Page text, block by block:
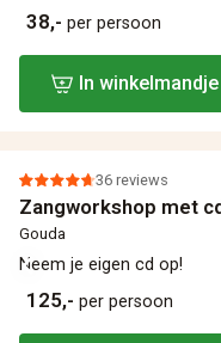
38,- per persoon
In winkelmandje
36 reviews
Zangworkshop met
Gouda
Neem je eigen cd op!
125,- per persoon